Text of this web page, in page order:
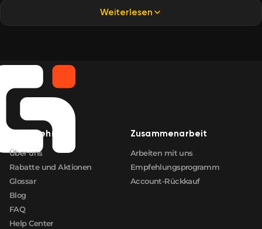
Weiterlesen
Unternehmen
Über uns
Rabatte und Aktionen
Glossar
Blog
FAQ
Help Center
Zusammenarbeit
Arbeiten mit uns
Empfehlungsprogramm
Account-Rückkauf